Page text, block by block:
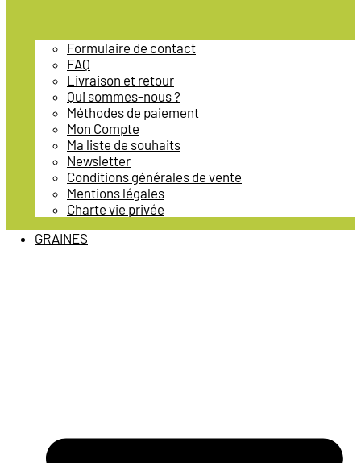
Formulaire de contact
FAQ
Livraison et retour
Qui sommes-nous ?
Méthodes de paiement
Mon Compte
Ma liste de souhaits
Newsletter
Conditions générales de vente
Mentions légales
Charte vie privée
GRAINES